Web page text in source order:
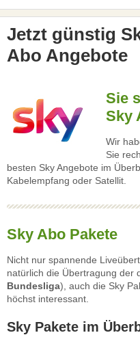
Jetzt günstig
Abo Angebote
Sie
Sky
Wir
Sie
besten Sky Angebote im
Kabelempfang oder Satellit.
Sky Abo Pakete
Nicht nur spannende
natürlich die Übertragung der
Bundesliga), auch die Sky
höchst interessant.
Sky Pakete im